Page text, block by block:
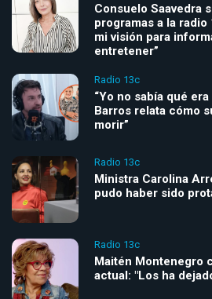
Consuelo Saavedra
programas a la radio
mi visión para
entretener”
Radio 13c
“Yo no sabía qué
Barros relata cómo
morir”
Radio 13c
Ministra Carolina
pudo haber sido
Radio 13c
Maitén Montenegro
actual: "Los ha